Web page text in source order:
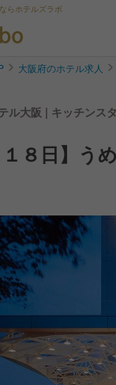
らホテルズラボ
大阪府のホテル求人
ル大阪 | キッチンス
１８日】